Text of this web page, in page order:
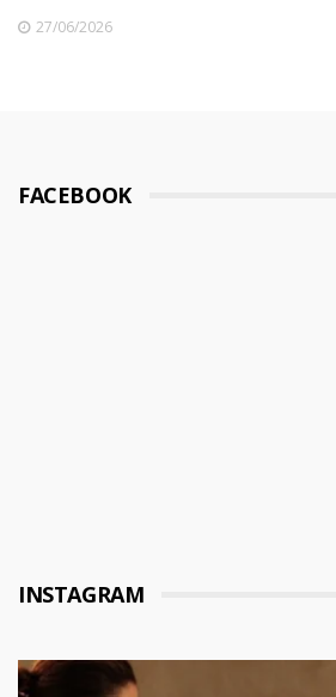
27/06/2026
FACEBOOK
INSTAGRAM